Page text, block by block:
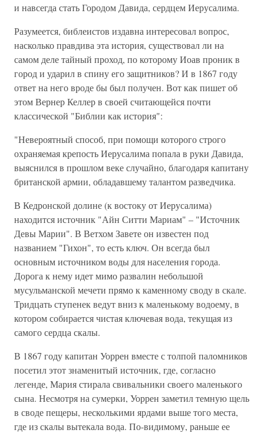
и навсегда стать Городом Давида, сердцем Иерусалима.
Разумеется, библеистов издавна интересовал вопрос,
насколько правдива эта история, существовал ли на
самом деле тайный проход, по которому Иоав проник в
город и ударил в спину его защитников? И в 1867 году
ответ на него вроде бы был получен. Вот как пишет об
этом Вернер Келлер в своей считающейся почти
классической "Библии как история":
"Невероятный способ, при помощи которого строго
охраняемая крепость Иерусалима попала в руки Давида,
выяснился в прошлом веке случайно, благодаря капитану
британской армии, обладавшему талантом разведчика.
В Кедронской долине (к востоку от Иерусалима)
находится источник "Айн Ситти Мариам" – "Источник
Девы Марии". В Ветхом Завете он известен под
названием "Гихон", то есть ключ. Он всегда был
основным источником воды для населения города.
Дорога к нему идет мимо развалин небольшой
мусульманской мечети прямо к каменному своду в скале.
Тридцать ступенек ведут вниз к маленькому водоему, в
котором собирается чистая ключевая вода, текущая из
самого сердца скалы.
В 1867 году капитан Уоррен вместе с толпой паломников
посетил этот знаменитый источник, где, согласно
легенде, Мария стирала свивальники своего маленького
сына. Несмотря на сумерки, Уоррен заметил темную щель
в своде пещеры, несколькими ярдами выше того места,
где из скалы вытекала вода. По-видимому, раньше ее